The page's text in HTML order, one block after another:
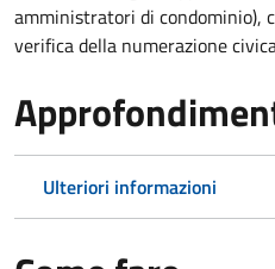
amministratori di condominio),
verifica della numerazione
Ulteriori informazioni